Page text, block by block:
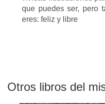
que puedes ser, pero
eres: feliz y libre
Otros libros del